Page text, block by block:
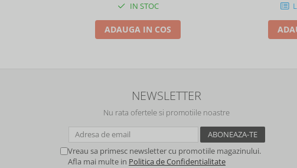
IN STOC
ADAUGA IN COS
NEWSLETTER
Nu rata ofertele si promotiile noastre
Vreau sa primesc newsletter cu promotiile magazinului.
Afla mai multe in Politica de Confidentialitate